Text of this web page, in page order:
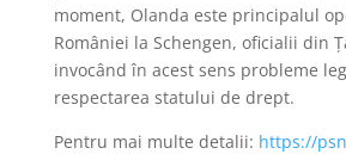
moment, Olanda este principalul
României la Schengen, oficialii din
invocând în acest sens probleme
respectarea statului de drept.
Pentru mai multe detalii: https://